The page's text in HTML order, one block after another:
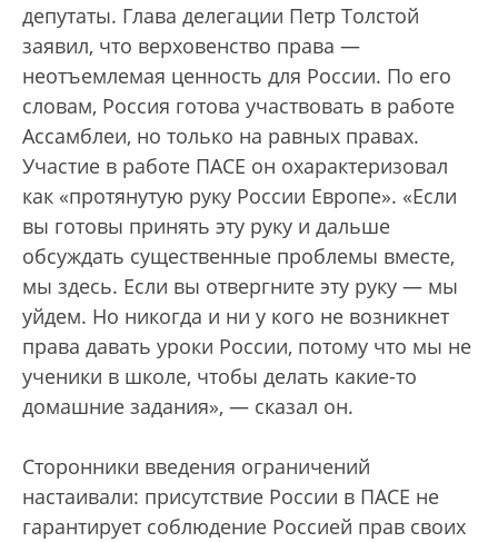
депутаты. Глава делегации Петр Толстой
заявил, что верховенство права —
неотъемлемая ценность для России. По его
словам, Россия готова участвовать в работе
Ассамблеи, но только на равных правах.
Участие в работе ПАСЕ он охарактеризовал
как «протянутую руку России Европе». «Если
вы готовы принять эту руку и дальше
обсуждать существенные проблемы вместе,
мы здесь. Если вы отвергните эту руку — мы
уйдем. Но никогда и ни у кого не возникнет
права давать уроки России, потому что мы не
ученики в школе, чтобы делать какие-то
домашние задания», — сказал он.
Сторонники введения ограничений
настаивали: присутствие России в ПАСЕ не
гарантирует соблюдение Россией прав своих